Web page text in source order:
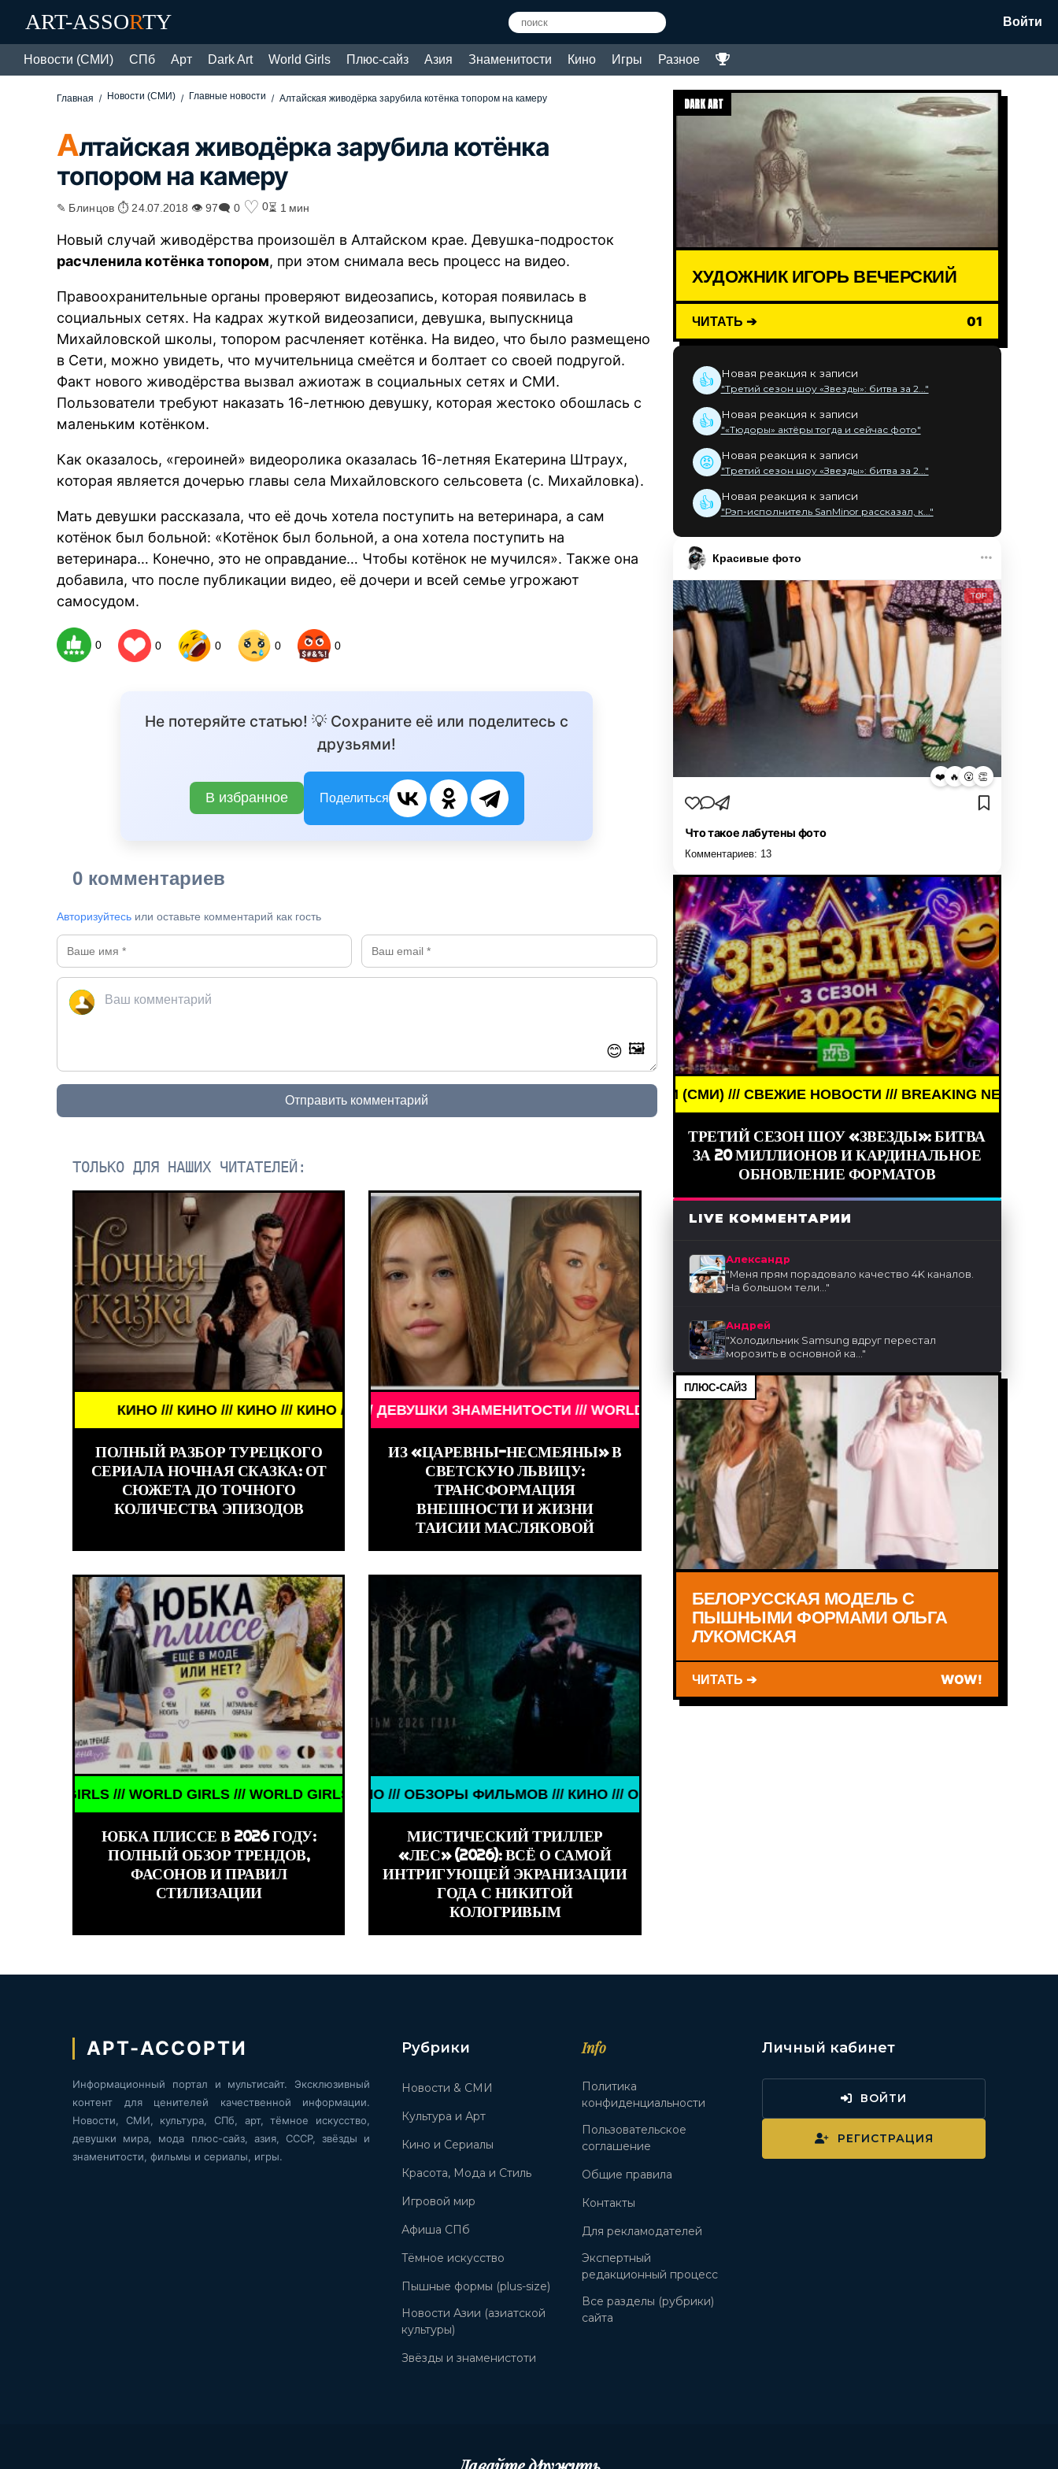
ART-ASSORTY Войти
Новости (СМИ) СПб Арт Dark Art World Girls Плюс-сайз Азия Знаменитости Кино Игры Разное
Главная Новости (СМИ) Главные новости Алтайская живодёрка зарубила котёнка топором на камеру
Алтайская живодёрка зарубила котёнка
топором на камеру
✎ Блинцов ⏱ 24.07.2018 👁 97🗨 0 ♡ 0⏳ 1 мин
Новый случай живодёрства произошёл в Алтайском крае. Девушка-подросток
расчленила котёнка топором, при этом снимала весь процесс на видео.
Правоохранительные органы проверяют видеозапись, которая появилась в
социальных сетях. На кадрах жуткой видеозаписи, девушка, выпускница
Михайловской школы, топором расчленяет котёнка. На видео, что было размещено
в Сети, можно увидеть, что мучительница смеётся и болтает со своей подругой.
Факт нового живодёрства вызвал ажиотаж в социальных сетях и СМИ.
Пользователи требуют наказать 16-летнюю девушку, которая жестоко обошлась с
маленьким котёнком.
Как оказалось, «героиней» видеоролика оказалась 16-летняя Екатерина Штраух,
которая является дочерью главы села Михайловского сельсовета (с. Михайловка).
Мать девушки рассказала, что её дочь хотела поступить на ветеринара, а сам
котёнок был больной: «Котёнок был больной, а она хотела поступить на
ветеринара… Конечно, это не оправдание… Чтобы котёнок не мучился». Также она
добавила, что после публикации видео, её дочери и всей семье угрожают
самосудом.
0 0 0 0 0
Не потеряйте статью! 💡 Сохраните её или поделитесь с
друзьями!
В избранное Поделиться
0 комментариев
Авторизуйтесь или оставьте комментарий как гость
😊 🖼️
Отправить комментарий
ТОЛЬКО ДЛЯ НАШИХ ЧИТАТЕЛЕЙ:
КИНО /// КИНО /// КИНО /// КИНО ///
ПОЛНЫЙ РАЗБОР ТУРЕЦКОГО
СЕРИАЛА НОЧНАЯ СКАЗКА: ОТ
СЮЖЕТА ДО ТОЧНОГО
КОЛИЧЕСТВА ЭПИЗОДОВ
/// WORLD GIRLS /// ДЕВУШКИ ЗНАМЕНИТОСТИ /// WORLD GIRLS /// ДЕВУШКИ ЗНАМЕНИТОСТИ /// WORLD GIRLS /// ДЕВУШКИ
ИЗ «ЦАРЕВНЫ-НЕСМЕЯНЫ» В
СВЕТСКУЮ ЛЬВИЦУ:
ТРАНСФОРМАЦИЯ
ВНЕШНОСТИ И ЖИЗНИ
ТАИСИИ МАСЛЯКОВОЙ
GIRLS /// WORLD GIRLS /// WORLD GIRLS /// WORLD GIRLS ///
ЮБКА ПЛИССЕ В 2026 ГОДУ:
ПОЛНЫЙ ОБЗОР ТРЕНДОВ,
ФАСОНОВ И ПРАВИЛ
СТИЛИЗАЦИИ
КИНО /// ОБЗОРЫ ФИЛЬМОВ /// КИНО /// ОБЗОРЫ ФИЛЬМОВ /// КИНО /// ОБЗОРЫ ФИЛЬМОВ /// КИНО /// ОБЗОРЫ ФИЛЬМОВ ///
МИСТИЧЕСКИЙ ТРИЛЛЕР
«ЛЕС» (2026): ВСЁ О САМОЙ
ИНТРИГУЮЩЕЙ ЭКРАНИЗАЦИИ
ГОДА С НИКИТОЙ
КОЛОГРИВЫМ
DARK ART
ХУДОЖНИК ИГОРЬ ВЕЧЕРСКИЙ
ЧИТАТЬ ➔ 01
👍 Новая реакция к записи
"Третий сезон шоу «Звезды»: битва за 2..."
👍 Новая реакция к записи
"«Тюдоры» актёры тогда и сейчас фото"
😡 Новая реакция к записи
"Третий сезон шоу «Звезды»: битва за 2..."
👍 Новая реакция к записи
"Рэп-исполнитель SanMinor рассказал, к..."
Красивые фото
TOP
❤️ 🔥 😮 👏
Что такое лабутены фото
Комментариев: 13
BREAKING NEWS /// НОВОСТИ (СМИ) /// СВЕЖИЕ НОВОСТИ /// BREAKING NEWS /// НОВОСТИ
ТРЕТИЙ СЕЗОН ШОУ «ЗВЕЗДЫ»: БИТВА
ЗА 20 МИЛЛИОНОВ И КАРДИНАЛЬНОЕ
ОБНОВЛЕНИЕ ФОРМАТОВ
LIVE КОММЕНТАРИИ
Александр
"Меня прям порадовало качество 4K каналов.
На большом тели..."
Андрей
"Холодильник Samsung вдруг перестал
морозить в основной ка..."
ПЛЮС-САЙЗ
БЕЛОРУССКАЯ МОДЕЛЬ С
ПЫШНЫМИ ФОРМАМИ ОЛЬГА
ЛУКОМСКАЯ
ЧИТАТЬ ➔ WOW!
АРТ-АССОРТИ
Информационный портал и мультисайт. Эксклюзивный
контент для ценителей качественной информации.
Новости, СМИ, культура, СПб, арт, тёмное искусство,
девушки мира, мода плюс-сайз, азия, СССР, звёзды и
знаменитости, фильмы и сериалы, игры.
Рубрики
Новости & СМИ
Культура и Арт
Кино и Сериалы
Красота, Мода и Стиль
Игровой мир
Афиша СПб
Тёмное искусство
Пышные формы (plus-size)
Новости Азии (азиатской
культуры)
Звёзды и знаменистоти
Info
Политика
конфиденциальности
Пользовательское
соглашение
Общие правила
Контакты
Для рекламодателей
Экспертный
редакционный процесс
Все разделы (рубрики)
сайта
Личный кабинет
ВОЙТИ
РЕГИСТРАЦИЯ